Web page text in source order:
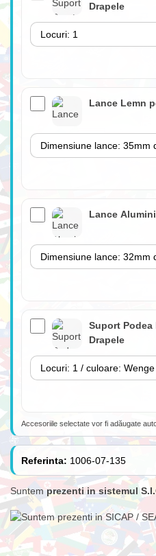
Drapele
Lance Lemn
Lance
Suport
Drapele
Lance 180cm
Lance cu
Accesoriile selectate vor fi adăugate
Referinta: 1006-07-135
Suntemprezenti in sistemul